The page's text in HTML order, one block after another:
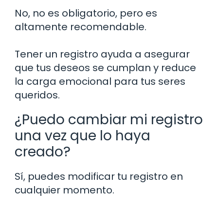
No, no es obligatorio, pero es
altamente recomendable.
Tener un registro ayuda a asegurar
que tus deseos se cumplan y reduce
la carga emocional para tus seres
queridos.
¿Puedo cambiar mi registro
una vez que lo haya
creado?
Sí, puedes modificar tu registro en
cualquier momento.